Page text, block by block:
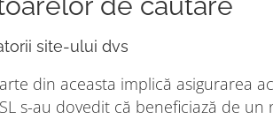
site-ului dvs
din aceasta implică asigurarea
s-au dovedit că beneficiază de